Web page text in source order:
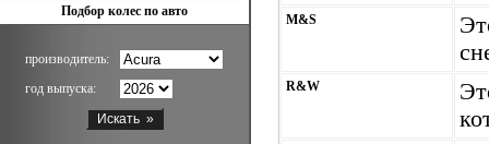
Подбор колес по авто
производитель:
год выпуска:
M&S
R&W